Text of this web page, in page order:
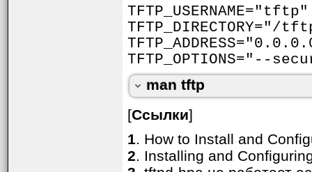
TFTP_USERNAME="tftp"
TFTP_DIRECTORY="/
TFTP_OPTIONS="--
man tftp
Поскольку протокол
сетевой хост вероятно
HISTORY
Команда tftp появилась
[Ссылки]
1 . How to Install and
2 . Installing and